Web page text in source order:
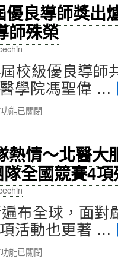
良導師獎出
師殊榮
校級優良導師
學院馮聖偉 …
能已關閉
熱情～北醫大
全國競賽4
布全球，面對
活動也更著 …
能已關閉